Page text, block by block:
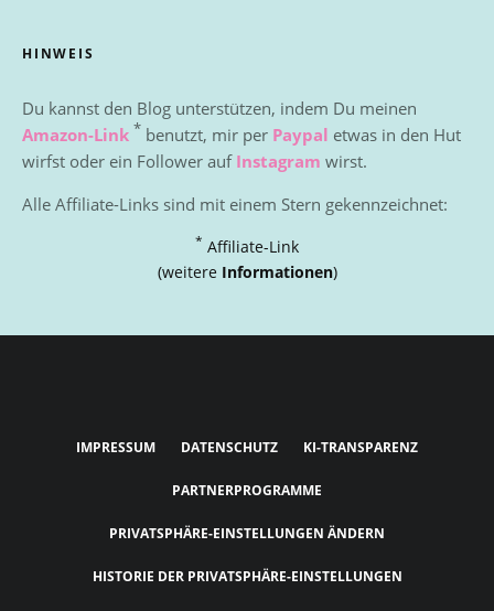
HINWEIS
Du kannst den Blog unterstützen, indem Du meinen
Amazon-Link * benutzt, mir per Paypal etwas in den Hut
wirfst oder ein Follower auf Instagram wirst.
Alle Affiliate-Links sind mit einem Stern gekennzeichnet:
* Affiliate-Link
(weitere Informationen)
IMPRESSUM DATENSCHUTZ KI-TRANSPARENZ
PARTNERPROGRAMME
PRIVATSPHÄRE-EINSTELLUNGEN ÄNDERN
HISTORIE DER PRIVATSPHÄRE-EINSTELLUNGEN